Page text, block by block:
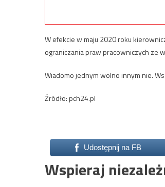
W efekcie w maju 2020 roku
ograniczania praw pracowniczych ze
Wiadomo jednym wolno innym nie.
Źródło: pch24.pl
Udostępnij na FB
Wspieraj